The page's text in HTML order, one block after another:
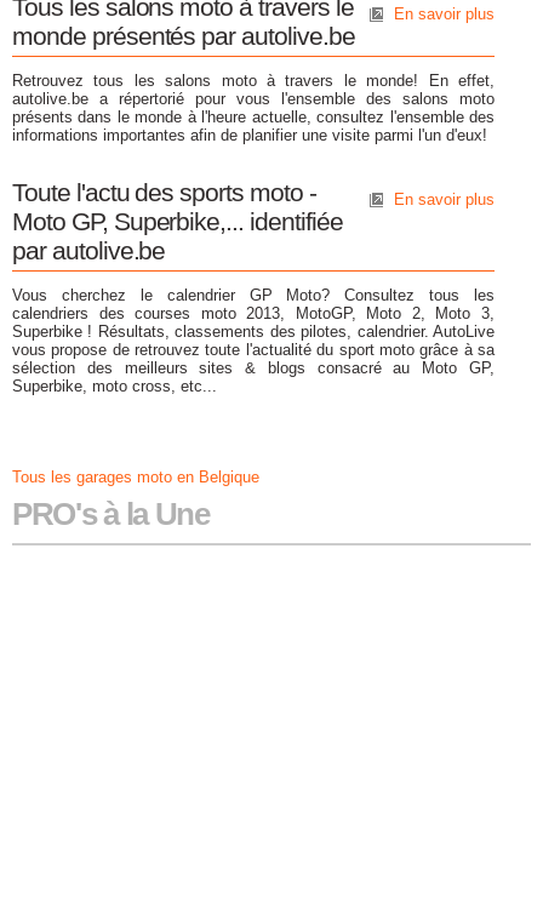
En savoir plus
Tous les salons moto à travers le
monde présentés par autolive.be
Retrouvez tous les salons moto à travers le monde! En effet,
autolive.be a répertorié pour vous l'ensemble des salons moto
présents dans le monde à l'heure actuelle, consultez l'ensemble des
informations importantes afin de planifier une visite parmi l'un d'eux!
En savoir plus
Toute l'actu des sports moto -
Moto GP, Superbike,... identifiée
par autolive.be
Vous cherchez le calendrier GP Moto? Consultez tous les
calendriers des courses moto 2013, MotoGP, Moto 2, Moto 3,
Superbike ! Résultats, classements des pilotes, calendrier. AutoLive
vous propose de retrouvez toute l'actualité du sport moto grâce à sa
sélection des meilleurs sites & blogs consacré au Moto GP,
Superbike, moto cross, etc...
Tous les garages moto en Belgique
PRO's à la Une